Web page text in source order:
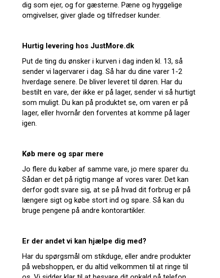
dig som ejer, og for gæsterne. Pæne og hyggelige
omgivelser, giver glade og tilfredser kunder.
Hurtig levering hos JustMore.dk
Put de ting du ønsker i kurven i dag inden kl. 13, så
sender vi lagervarer i dag. Så har du dine varer 1-2
hverdage senere. De bliver leveret til døren. Har du
bestilt en vare, der ikke er på lager, sender vi så hurtigt
som muligt. Du kan på produktet se, om varen er på
lager, eller hvornår den forventes at komme på lager
igen.
Køb mere og spar mere
Jo flere du køber af samme vare, jo mere sparer du.
Sådan er det på rigtig mange af vores varer. Det kan
derfor godt svare sig, at se på hvad dit forbrug er på
længere sigt og købe stort ind og spare. Så kan du
bruge pengene på andre kontorartikler.
Er der andet vi kan hjælpe dig med?
Har du spørgsmål om stikduge, eller andre produkter
på webshoppen, er du altid velkommen til at ringe til